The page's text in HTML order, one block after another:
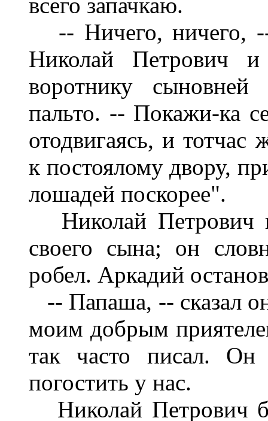
-- Ничего, ничего, --
Николай Петрович
воротнику
пальто. -- Покажи-ка
отодвигаясь, и
к постоялому двору,
лошадей поскорее".
Николай Петрович
своего сына; он
робел. Аркадий
-- Папаша, -- сказал
моим добрым
так часто писал. Он
погостить у нас.
Николай Петрович